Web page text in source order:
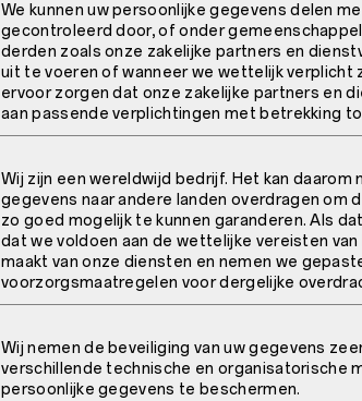
We kunnen uw persoonlijke gegevens delen
gecontroleerd door, of onder
derden zoals onze zakelijke partners en
uit te voeren of wanneer we wettelijk verplicht
ervoor zorgen dat onze zakelijke partners en
aan passende verplichtingen met betrekking
Wij zijn een wereldwijd bedrijf. Het kan daarom
gegevens naar andere landen overdragen om
zo goed mogelijk te kunnen garanderen. Als
dat we voldoen aan de wettelijke vereisten van
maakt van onze diensten en nemen we
voorzorgsmaatregelen voor dergelijke
Wij nemen de beveiliging van uw gegevens
verschillende technische en organisatorische
persoonlijke gegevens te beschermen.